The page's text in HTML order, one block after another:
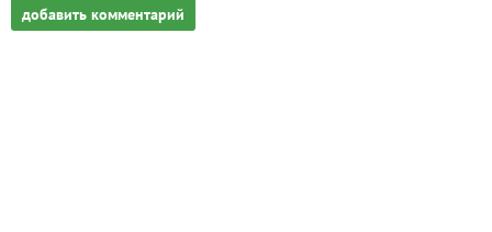
добавить комментарий